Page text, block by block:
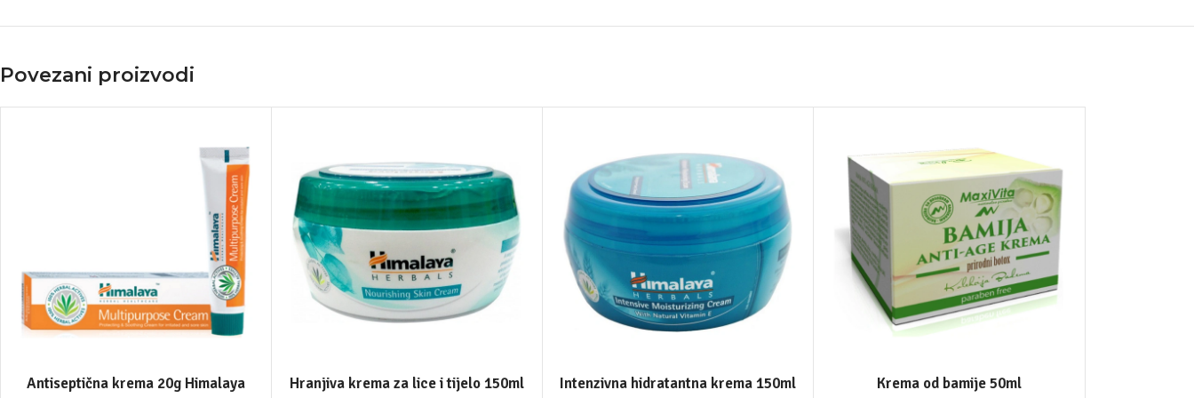
Povezani proizvodi
Antiseptična krema 20g Himalaya Hranjiva krema za lice i tijelo 150ml Intenzivna hidratantna krema 150ml Krema od bamije 50ml